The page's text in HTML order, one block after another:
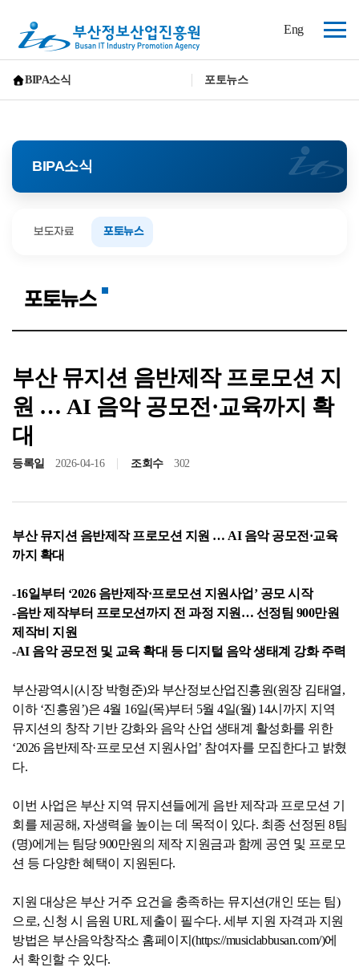
(재)
부
산
정
보
산
업
Eng
체
공고/알림
BIPA소식 보도자료 포토뉴스
BIPA소식 포토뉴스
BIPA소식
보도자료 포토뉴스
포토뉴스
부산 뮤지션 음반제작 프로모션 지
원 … AI 음악 공모전·교육까지 확
대
등록일 2026-04-16 조회수 302
부산 뮤지션 음반제작 프로모션 지원 … AI 음악 공모전·교육
까지 확대
-16일부터 ‘2026 음반제작·프로모션 지원사업’ 공모 시작
-음반 제작부터 프로모션까지 전 과정 지원… 선정팀 900만원
제작비 지원
-AI 음악 공모전 및 교육 확대 등 디지털 음악 생태계 강화 주력
부산광역시(시장 박형준)와 부산정보산업진흥원(원장 김태열,
이하 ‘진흥원’)은 4월 16일(목)부터 5월 4일(월) 14시까지 지역
뮤지션의 창작 기반 강화와 음악 산업 생태계 활성화를 위한
‘2026 음반제작·프로모션 지원사업’ 참여자를 모집한다고 밝혔
다.
이번 사업은 부산 지역 뮤지션들에게 음반 제작과 프로모션 기
회를 제공해, 자생력을 높이는 데 목적이 있다. 최종 선정된 8팀
(명)에게는 팀당 900만원의 제작 지원금과 함께 공연 및 프로모
션 등 다양한 혜택이 지원된다.
지원 대상은 부산 거주 요건을 충족하는 뮤지션(개인 또는 팀)
으로, 신청 시 음원 URL 제출이 필수다. 세부 지원 자격과 지원
방법은 부산음악창작소 홈페이지(https://musiclabbusan.com/)에
서 확인할 수 있다.